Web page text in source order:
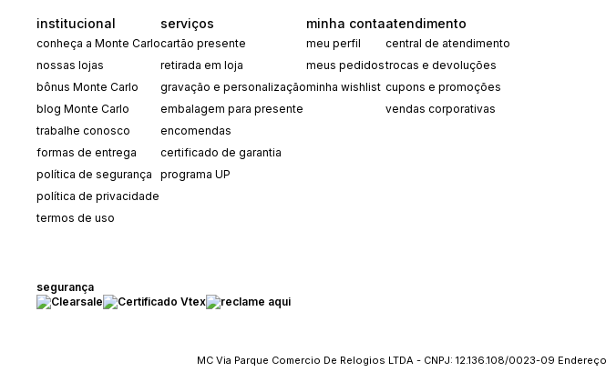
institucional
conheça a Monte Carlo
nossas lojas
bônus Monte Carlo
blog Monte Carlo
trabalhe conosco
formas de entrega
política de segurança
política de privacidade
termos de uso
serviços
cartão presente
retirada em loja
gravação e personalização
embalagem para presente
encomendas
certificado de garantia
programa UP
minha conta
meu perfil
meus pedidos
minha wishlist
atendimento
central de atendimento
trocas e devoluções
cupons e promoções
vendas corporativas
segurança
MC Via Parque Comercio De Relogios LTDA - CNPJ: 12.136.108/0023-09